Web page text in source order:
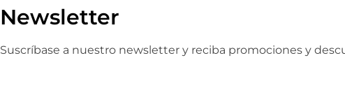
Newsletter
Suscríbase a nuestro newsletter y reciba promociones y